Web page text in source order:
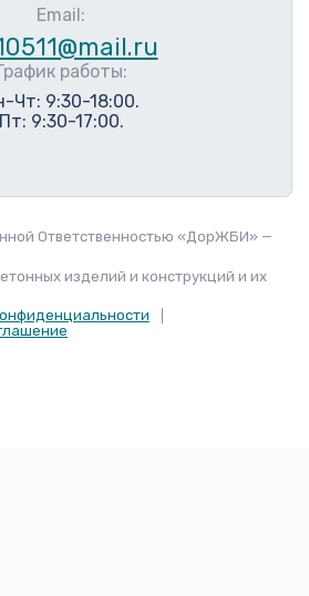
Email:
работы:
Чт: 9:30-18:00.
Пт: 9:30-17:00.
Ответственностью «ДорЖБИ» —
изделий и конструкций и их